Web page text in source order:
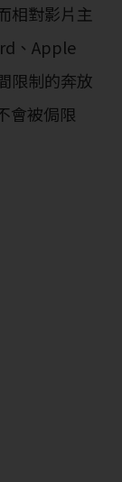
相對影片主
、Apple
限制的奔放
會被侷限